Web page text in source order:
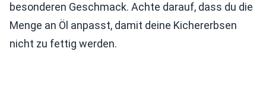
besonderen Geschmack. Achte darauf, dass du die
Menge an Öl anpasst, damit deine Kichererbsen
nicht zu fettig werden.